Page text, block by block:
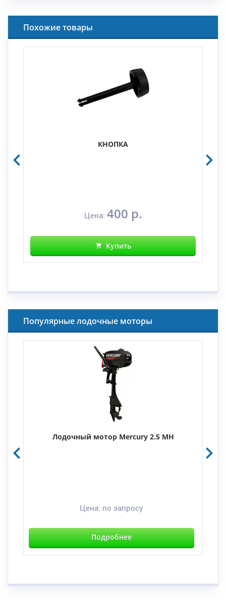
Похожие товары
КНОПКА
Цена: 400 р.
Купить
Популярные лодочные моторы
Лодочный мотор Mercury 2.5 MH
Цена: по запросу
Подробнее